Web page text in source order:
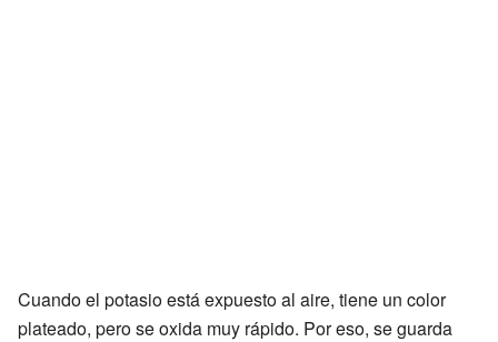
Cuando el potasio está expuesto al aire, tiene un color
plateado, pero se oxida muy rápido. Por eso, se guarda